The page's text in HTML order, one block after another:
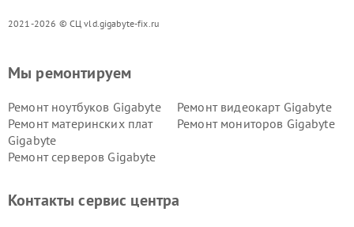
2021-2026 © СЦ vld.gigabyte-fix.ru
Мы ремонтируем
Ремонт ноутбуков Gigabyte
Ремонт видеокарт Gigabyte
Ремонт материнских плат
Gigabyte
Ремонт мониторов Gigabyte
Ремонт серверов Gigabyte
Контакты сервис центра